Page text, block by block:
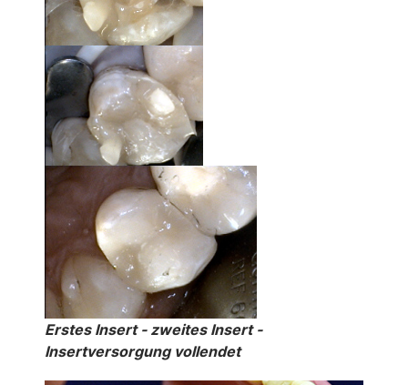
Erstes Insert - zweites Insert -
Insertversorgung vollendet